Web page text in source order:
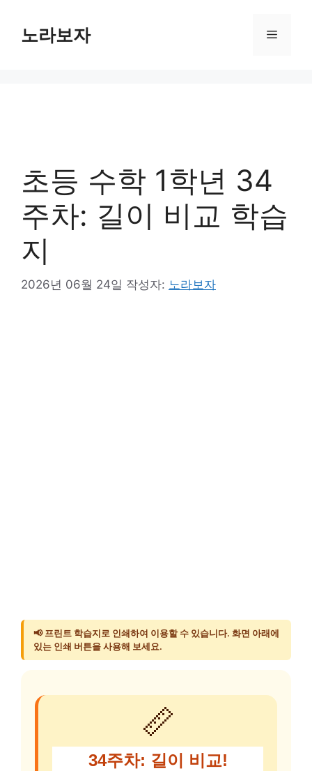
노라보자 메
초등 수학 1학년 34
주차: 길이 비교 학습
지
2026년 06월 24일 작성자: 노라보자
📢 프린트 학습지로 인쇄하여 이용할 수 있습니다. 화면 아래에
있는 인쇄 버튼을 사용해 보세요.
📏
34주차: 길이 비교!